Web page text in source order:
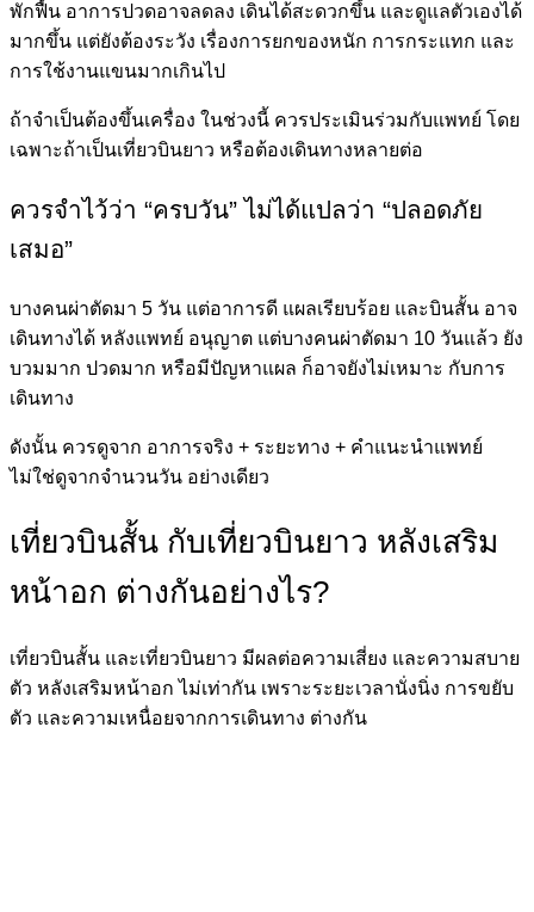
พักฟื้น อาการปวดอาจลดลง เดินได้สะดวกขึ้น และดูแลตัวเองได้
มากขึ้น แต่ยังต้องระวัง เรื่องการยกของหนัก การกระแทก และ
การใช้งานแขนมากเกินไป
ถ้าจำเป็นต้องขึ้นเครื่อง ในช่วงนี้ ควรประเมินร่วมกับแพทย์ โดย
เฉพาะถ้าเป็นเที่ยวบินยาว หรือต้องเดินทางหลายต่อ
ควรจำไว้ว่า “ครบวัน” ไม่ได้แปลว่า “ปลอดภัย
เสมอ”
บางคนผ่าตัดมา 5 วัน แต่อาการดี แผลเรียบร้อย และบินสั้น อาจ
เดินทางได้ หลังแพทย์ อนุญาต แต่บางคนผ่าตัดมา 10 วันแล้ว ยัง
บวมมาก ปวดมาก หรือมีปัญหาแผล ก็อาจยังไม่เหมาะ กับการ
เดินทาง
ดังนั้น ควรดูจาก อาการจริง + ระยะทาง + คำแนะนำแพทย์
ไม่ใช่ดูจากจำนวนวัน อย่างเดียว
เที่ยวบินสั้น กับเที่ยวบินยาว หลังเสริม
หน้าอก ต่างกันอย่างไร?
เที่ยวบินสั้น และเที่ยวบินยาว มีผลต่อความเสี่ยง และความสบาย
ตัว หลังเสริมหน้าอก ไม่เท่ากัน เพราะระยะเวลานั่งนิ่ง การขยับ
ตัว และความเหนื่อยจากการเดินทาง ต่างกัน